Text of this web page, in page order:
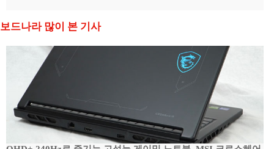
보드나라 많이 본 기사